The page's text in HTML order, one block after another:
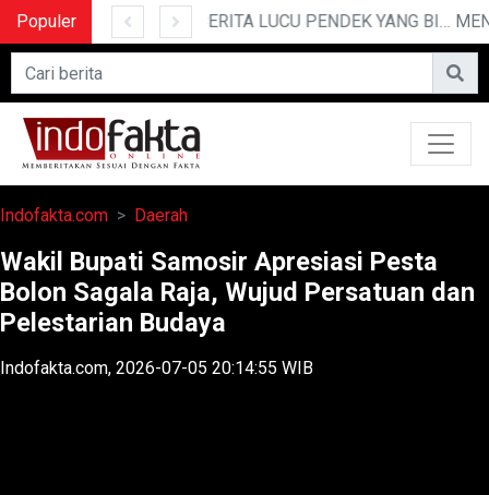
Populer
POLRESTABES MEDAN HADIRI JAMUAN MAKAN MALAM WAKA POLDA SUMUT BRIGJEN POL JAWARI 10 CERITA LUCU PENDEK YANG BIKIN NGAKAK
Indofakta.com Daerah
Wakil Bupati Samosir Apresiasi Pesta
Bolon Sagala Raja, Wujud Persatuan dan
Pelestarian Budaya
Indofakta.com, 2026-07-05 20:14:55 WIB